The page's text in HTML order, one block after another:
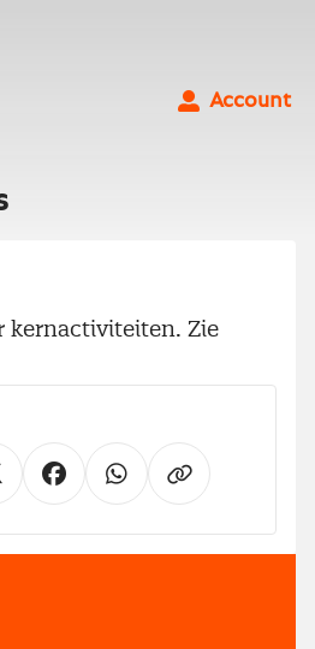
Account
kernactiviteiten. Zie